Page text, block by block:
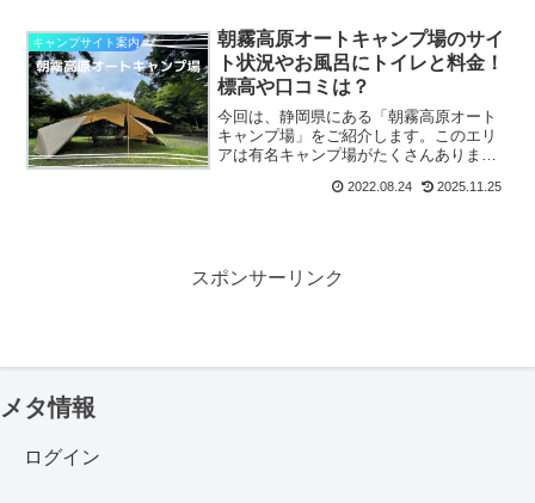
キャンプサイト案内
朝霧高原オートキャンプ場のサイ
ト状況やお風呂にトイレと料金！
標高や口コミは？
今回は、静岡県にある「朝霧高原オート
キャンプ場」をご紹介します。このエリ
アは有名キャンプ場がたくさんあります
の林間の雰囲気が心地よくなんといって
2022.08.24 2025.11.25
スポンサーリンク
メタ情報
ログイン